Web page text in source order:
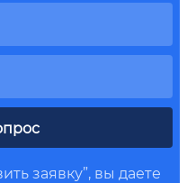
вопрос
заявку”, вы даете